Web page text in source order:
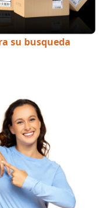
su busqueda